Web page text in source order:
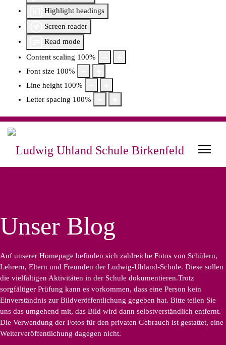
Highlight headings
Screen reader
Read mode
Content scaling 100%
Font size 100%
Line height 100%
Letter spacing 100%
Unser Blog
Auf unserer Homepage befinden sich zahlreiche Fotos von Schülern,
Lehrern, Eltern und Freunden der Ludwig-Uhland-Schule. Diese sollen
die vielfältigen Aktivitäten in der Schule dokumentieren.Trotz
sorgfältiger Prüfung kann es vorkommen, dass eine Person kein
Einverständnis zur Bildveröffentlichung gegeben hat. Bitte teilen Sie
uns das umgehend mit, das Bild wird dann selbstverständlich entfernt.
Die Verwendung der Fotos für den privaten Gebrauch ist gestattet, eine
Weiterveröffentlichung dagegen nicht.